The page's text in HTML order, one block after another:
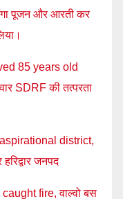
पूजन और आरती कर
85 years old
SDRF की तत्परता
district,
जनपद
fire, वाल्वो बस